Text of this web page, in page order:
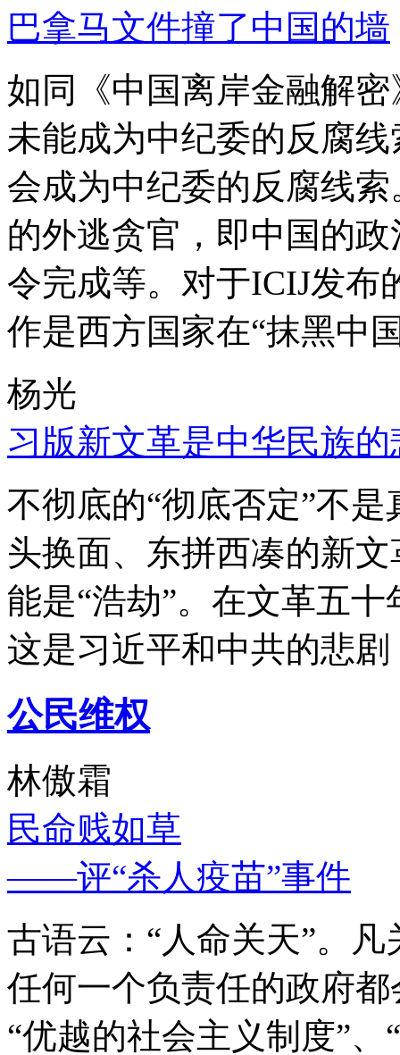
巴拿马文件撞了中国的墙
如同《中国离岸金融解
未能成为中纪委的反腐
会成为中纪委的反腐线
的外逃贪官，即中国的
令完成等。对于ICIJ发布
作是西方国家在“抹黑中
杨光
习版新文革是中华民族的
不彻底的“彻底否定”不
头换面、东拼西凑的新
能是“浩劫”。在文革五
这是习近平和中共的悲
公民维权
林傲霜
民命贱如草
——评“杀人疫苗”事件
古语云：“人命关天”。
任何一个负责任的政府
“优越的社会主义制度”